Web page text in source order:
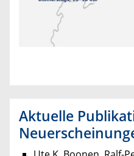
Aktuelle